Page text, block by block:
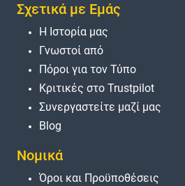
Σχετικά με Εμάς
Η Ιστορία μας
Γνωστοί από
Πόροι για τον Τύπο
Κριτικές στο Trustpilot
Συνεργαστείτε μαζί μας
Blog
Νομικά
Όροι και Προϋποθέσεις